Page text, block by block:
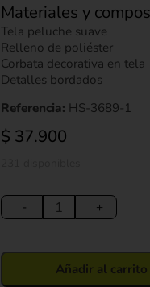
Materiales y
Tela peluche suave
Relleno de poliéster
Corbata decorativa en tela
Detalles bordados
Referencia: HS-3689-1
$ 37.900
-
Oso
con
Decorativa
24
+
Añadir al carrito